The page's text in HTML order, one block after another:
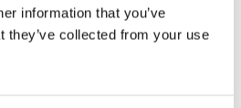
information that you’ve
they’ve collected from your use